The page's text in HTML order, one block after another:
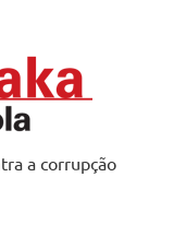
a corrupção